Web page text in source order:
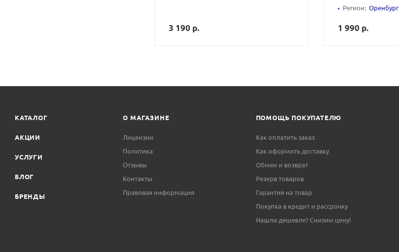
3 190 р.
Регион: Оренбург
1 990 р.
КАТАЛОГ
АКЦИИ
УСЛУГИ
БЛОГ
БРЕНДЫ
О МАГАЗИНЕ
Лицензии
Политика
Отзывы
Контакты
Правовая информация
ПОМОЩЬ ПОКУПАТЕЛЮ
Как оплатить заказ
Как оформить доставку
Обмен и возврат
Резерв товаров
Гарантия на товар
Покупка в кредит и рассрочку
Нашли дешевле? Снизим цену!